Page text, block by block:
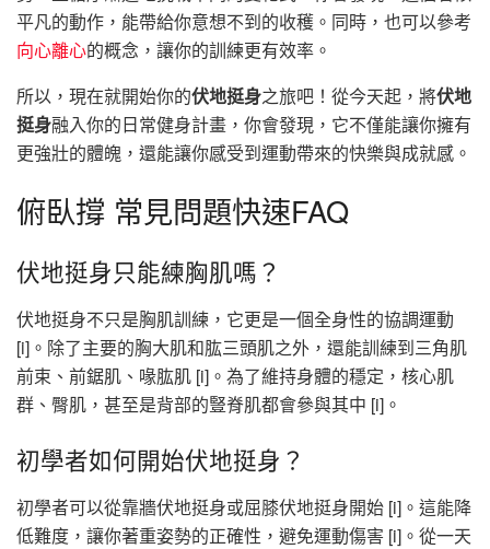
平凡的動作，能帶給你意想不到的收穫。同時，也可以參考
向心離心的概念，讓你的訓練更有效率。
所以，現在就開始你的伏地挺身之旅吧！從今天起，將伏地
挺身融入你的日常健身計畫，你會發現，它不僅能讓你擁有
更強壯的體魄，還能讓你感受到運動帶來的快樂與成就感。
俯臥撐 常見問題快速FAQ
伏地挺身只能練胸肌嗎？
伏地挺身不只是胸肌訓練，它更是一個全身性的協調運動
[i]。除了主要的胸大肌和肱三頭肌之外，還能訓練到三角肌
前束、前鋸肌、喙肱肌 [i]。為了維持身體的穩定，核心肌
群、臀肌，甚至是背部的豎脊肌都會參與其中 [i]。
初學者如何開始伏地挺身？
初學者可以從靠牆伏地挺身或屈膝伏地挺身開始 [i]。這能降
低難度，讓你著重姿勢的正確性，避免運動傷害 [i]。從一天